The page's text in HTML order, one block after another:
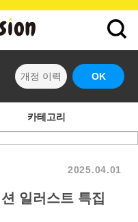
개정 이력 OK
카테고리
2025.04.01
일러스트 특집